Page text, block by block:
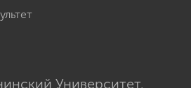
Университет.